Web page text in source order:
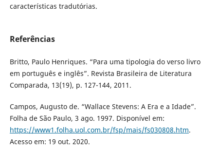
características tradutórias.
Referências
Britto, Paulo Henriques. “Para uma tipologia do verso livro
em português e inglês”. Revista Brasileira de Literatura
Comparada, 13(19), p. 127-144, 2011.
Campos, Augusto de. “Wallace Stevens: A Era e a Idade”.
Folha de São Paulo, 3 ago. 1997. Disponível em:
https://www1.folha.uol.com.br/fsp/mais/fs030808.htm.
Acesso em: 19 out. 2020.